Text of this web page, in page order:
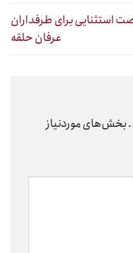
استثنایی برای طرفداران
عرفان حلقه
بخش‌های موردنیاز